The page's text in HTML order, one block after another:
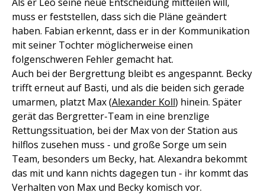
muss er feststellen, dass sich die Pläne geändert
haben. Fabian erkennt, dass er in der Kommunikation
mit seiner Tochter möglicherweise einen
folgenschweren Fehler gemacht hat.
Auch bei der Bergrettung bleibt es angespannt. Becky
trifft erneut auf Basti, und als die beiden sich gerade
umarmen, platzt Max (Alexander Koll) hinein. Später
gerät das Bergretter-Team in eine brenzlige
Rettungssituation, bei der Max von der Station aus
hilflos zusehen muss - und große Sorge um sein
Team, besonders um Becky, hat. Alexandra bekommt
das mit und kann nichts dagegen tun - ihr kommt das
Verhalten von Max und Becky komisch vor.